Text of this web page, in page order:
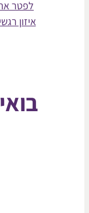
לפטר את
איזון רגשי –
בואי